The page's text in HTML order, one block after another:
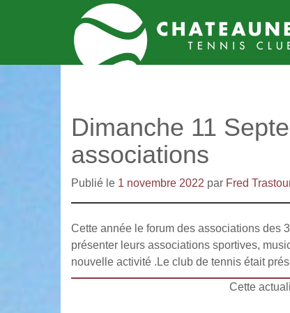
Dimanche 11
associations
Publié le 1 novembre 2022 par Fred
Cette année le forum des associations des
présenter leurs associations sportives,
nouvelle activité .Le club de tennis était
Cette